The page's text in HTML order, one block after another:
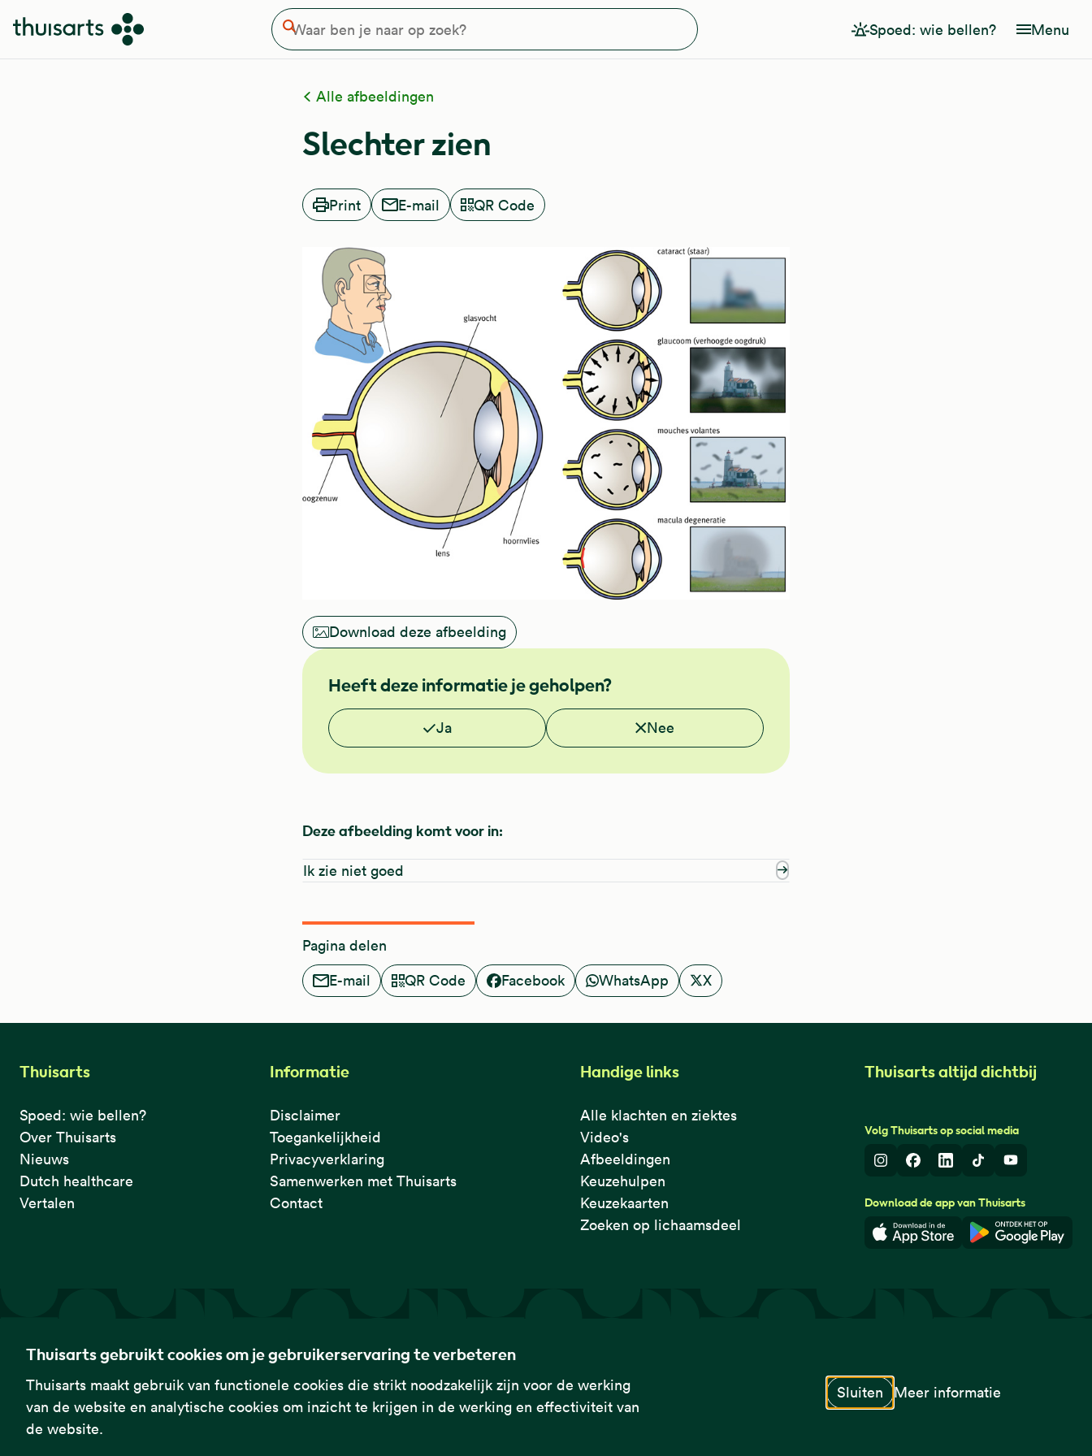
Thuisarts gebruikt cookies om je gebruikerservaring te verbeteren
Thuisarts maakt gebruik van functionele cookies die strikt noodzakelijk zijn voor de werking
van de website en analytische cookies om inzicht te krijgen in de werking en effectiviteit van
de website.
Sluiten Meer informatie
Overslaan en naar de inhoud gaan Waar ben je naar op zoek?
Zoeken Spoed: wie bellen? Menu
Alle afbeeldingen
Slechter zien
Print E-mail QR Code
Download deze afbeelding
Heeft deze informatie je geholpen?
Vond je deze informatie nuttig?
Ja Nee
Deze afbeelding komt voor in:
Ik zie niet goed
Pagina delen
E-mail
QR Code Facebook WhatsApp X
Thuisarts
Spoed: wie bellen?
Over Thuisarts
Nieuws
Dutch healthcare
Vertalen
Informatie
Disclaimer
Toegankelijkheid
Privacyverklaring
Samenwerken met Thuisarts
Contact
Handige links
Alle klachten en ziektes
Video's
Afbeeldingen
Keuzehulpen
Keuzekaarten
Zoeken op lichaamsdeel
Thuisarts altijd dichtbij
Volg Thuisarts op social media
InstagramFacebook
LinkedInTikTokYoutube
Download de app van Thuisarts
Download in de App Store
Download
Thuisarts is een samenwerkingsverband van het Nederlands Huisartsen Genootschap met de
Federatie Medisch Specialisten en Patiëntenfederatie Nederland.